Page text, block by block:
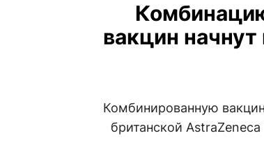
вакцин
Комбинированную
британской